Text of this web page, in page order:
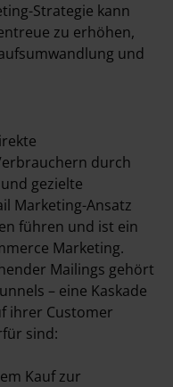
Strategie kann
zu erhöhen,
und
durch
gezielte
Marketing-Ansatz
führen und ist ein
Marketing.
Mailings gehört
– eine Kaskade
ihrer Customer
sind:
Kauf zur